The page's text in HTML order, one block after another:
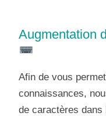
Augmentation
Afin de vous
connaissances,
de caractères